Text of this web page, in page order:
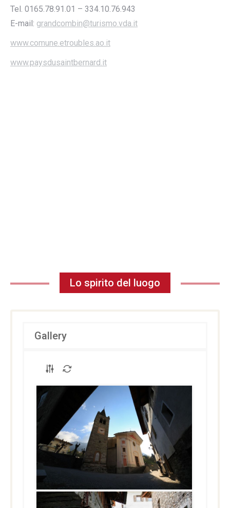
Tel. 0165.78.91.01 – 334.10.76.943
E-mail: grandcombin@turismo.vda.it
www.comune.etroubles.ao.it
www.paysdusaintbernard.it
Lo spirito del luogo
Gallery